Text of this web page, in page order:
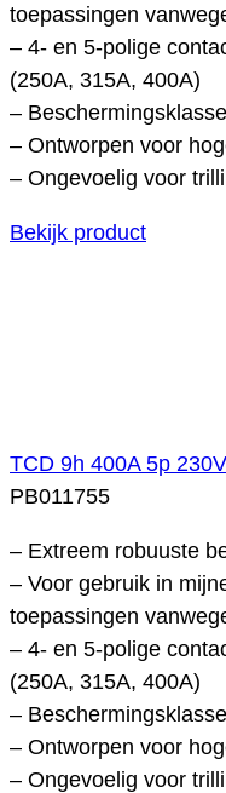
toepassingen
– 4- en 5-polige
(250A, 315A, 400A)
–
– Ontworpen voor
– Ongevoelig voor
Bekijk product
TCD 9h 400A 5p
PB011755
– Extreem robuuste
– Voor gebruik in
toepassingen
– 4- en 5-polige
(250A, 315A, 400A)
–
– Ontworpen voor
– Ongevoelig voor